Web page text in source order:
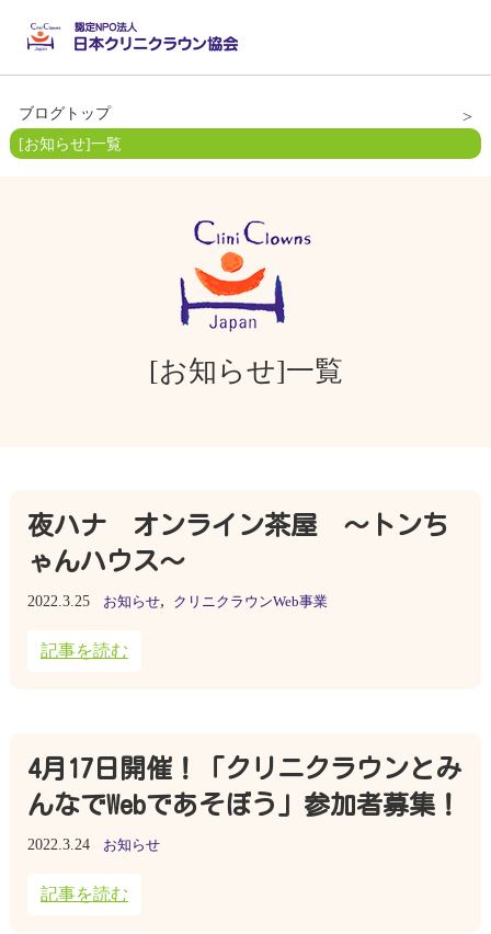
ブログトップ
[お知らせ]一覧
[お知らせ]一覧
夜ハナ オンライン茶屋 ～トンち
ゃんハウス～
2022.3.25 お知らせ, クリニクラウンWeb事業
記事を読む
4月17日開催！「クリニクラウンとみ
んなでWebであそぼう」参加者募集！
2022.3.24 お知らせ
記事を読む